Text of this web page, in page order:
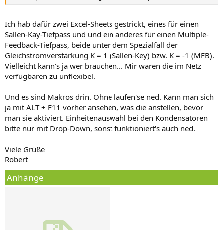
Ich hab dafür zwei Excel-Sheets gestrickt, eines für einen
Sallen-Kay-Tiefpass und und ein anderes für einen Multiple-
Feedback-Tiefpass, beide unter dem Spezialfall der
Gleichstromverstärkung K = 1 (Sallen-Key) bzw. K = -1 (MFB).
Vielleicht kann's ja wer brauchen... Mir waren die im Netz
verfügbaren zu unflexibel.
Und es sind Makros drin. Ohne laufen'se ned. Kann man sich
ja mit ALT + F11 vorher ansehen, was die anstellen, bevor
man sie aktiviert. Einheitenauswahl bei den Kondensatoren
bitte nur mit Drop-Down, sonst funktioniert's auch ned.
Viele Grüße
Robert
Anhänge